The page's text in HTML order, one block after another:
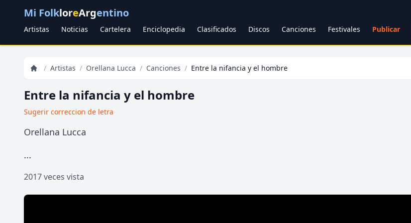
Mi FolkloreArgentino
Artistas Noticias Cartelera Enciclopedia Clasificados Discos Canciones Festivales Publicar
/ Artistas / Orellana Lucca / Canciones / Entre la nifancia y el hombre
Entre la nifancia y el hombre
Sugerir correccion de letra
Orellana Lucca
...
2017 veces vista